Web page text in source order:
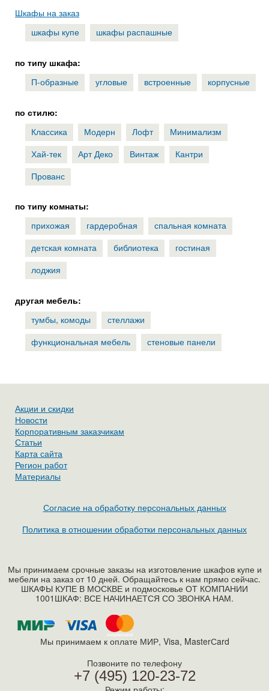
Шкафы на заказ
шкафы купе
шкафы распашные
по типу шкафа:
П-образные
угловые встроенные корпусные
по стилю:
Классика
Модерн Лофт
Минимализм
Хай-тек
Арт Деко Винтаж
Кантри
Прованс
по типу комнаты:
прихожая
гардеробная
спальная комната
детская комната
библиотека
гостиная
лоджия
другая мебель:
тумбы, комоды
стеллажи
функциональная мебель
стеновые панели
Акции и скидки
Новости
Корпоративным заказчикам
Статьи
Карта сайта
Регион работ
Материалы
Согласие на обработку персональных данных
Политика в отношении обработки персональных данных
Мы принимаем срочные заказы на изготовление шкафов купе и
мебели на заказ от 10 дней. Обращайтесь к нам прямо сейчас.
ШКАФЫ КУПЕ В МОСКВЕ и подмосковье ОТ КОМПАНИИ
1001ШКАФ: ВСЕ НАЧИНАЕТСЯ СО ЗВОНКА НАМ.
Мы принимаем к оплате МИР, Visa, MasterСard
Позвоните по телефону
+7 (495) 120-23-72